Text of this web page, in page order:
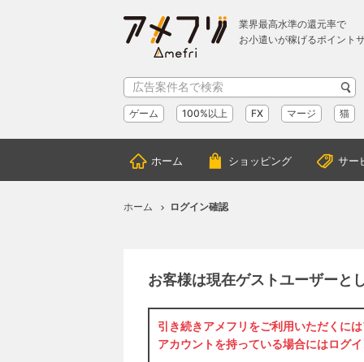
業界最高水準の還元率で
お小遣いが稼げるポイント
ゲーム 100%以上 FX マージ 猫
ホーム ショッピング サー
ホーム ログイン確認
お客様は現在ゲストユーザーと
引き続きアメフリをご利用いただくには
アカウントを持っている場合にはログ